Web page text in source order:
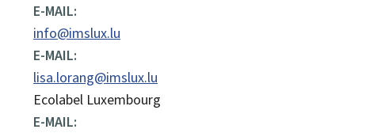
E-MAIL:
info@imslux.lu
E-MAIL:
lisa.lorang@imslux.lu
Ecolabel Luxembourg
E-MAIL: